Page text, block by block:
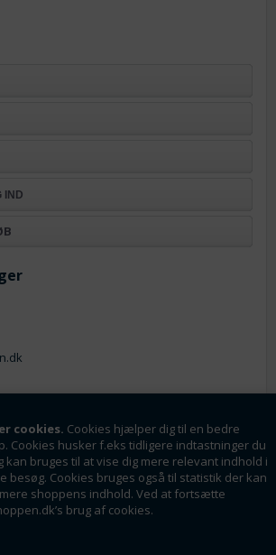
cookies. Cookies hjælper dig til en bedre
Cookies husker f.eks tidligere indtastninger du
kan bruges til at vise dig mere relevant indhold i
besøg. Cookies bruges også til statistik der kan
shoppens indhold. Ved at fortsætte
brug af cookies.
IND
Nyhedsmail